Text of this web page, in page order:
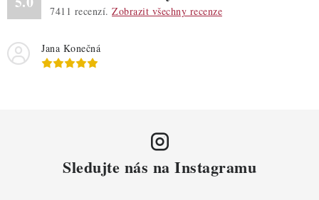
7411 recenzí. Zobrazit všechny recenze
Jana Konečná
Sledujte nás na Instagramu